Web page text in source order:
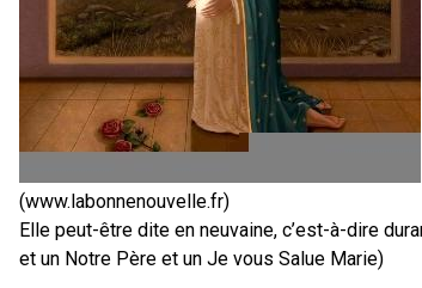
(www.labonnenouvelle.fr)
Elle peut-être dite en neuvaine, c’est-à-dire
et un Notre Père et un Je vous Salue Marie)